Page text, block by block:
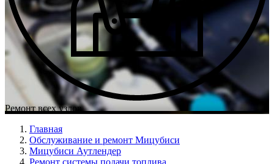
Ремонт всех узлов
Главная
Обслуживание и ремонт Мицубиси
Мицубиси Аутлендер